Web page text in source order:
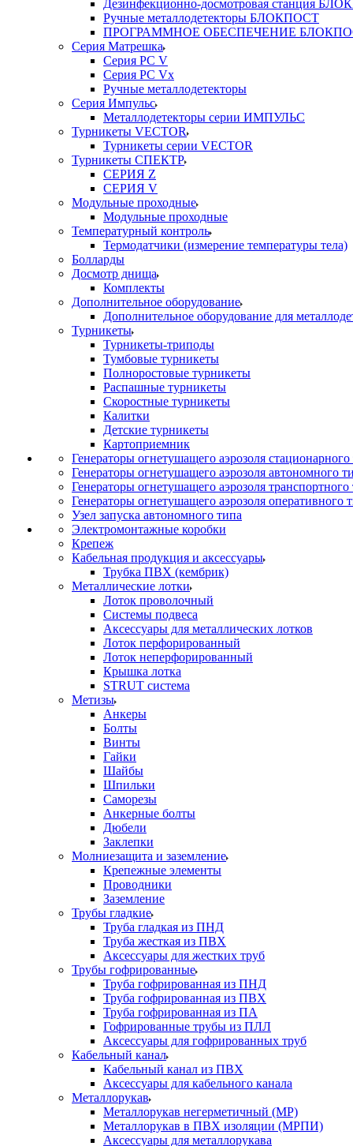
Дезинфекционно-досмотровая станция
Ручные металлодетекторы БЛОКПОСТ
ПРОГРАММНОЕ ОБЕСПЕЧЕНИЕ
Серия Матрешка
Серия PC V
Серия PC Vx
Ручные металлодетекторы
Серия Импульс
Металлодетекторы серии ИМПУЛЬС
Турникеты VECTOR
Турникеты серии VECTOR
Турникеты СПЕКТР
СЕРИЯ Z
СЕРИЯ V
Модульные проходные
Модульные проходные
Температурный контроль
Термодатчики (измерение температуры тела)
Болларды
Досмотр днища
Комплекты
Дополнительное оборудование
Дополнительное оборудование для
Турникеты
Турникеты-триподы
Тумбовые турникеты
Полноростовые турникеты
Распашные турникеты
Скоростные турникеты
Калитки
Детские турникеты
Картоприемник
Генераторы огнетушащего аэрозоля стационарного
Генераторы огнетушащего аэрозоля автономного
Генераторы огнетушащего аэрозоля транспортного
Генераторы огнетушащего аэрозоля оперативного
Узел запуска автономного типа
Электромонтажные коробки
Крепеж
Кабельная продукция и аксессуары
Трубка ПВХ (кембрик)
Металлические лотки
Лоток проволочный
Системы подвеса
Аксессуары для металлических лотков
Лоток перфорированный
Лоток неперфорированный
Крышка лотка
STRUT система
Метизы
Анкеры
Болты
Винты
Гайки
Шайбы
Шпильки
Саморезы
Анкерные болты
Дюбели
Заклепки
Молниезащита и заземление
Крепежные элементы
Проводники
Заземление
Трубы гладкие
Труба гладкая из ПНД
Труба жесткая из ПВХ
Аксессуары для жестких труб
Трубы гофрированные
Труба гофрированная из ПНД
Труба гофрированная из ПВХ
Труба гофрированная из ПА
Гофрированные трубы из ПЛЛ
Аксессуары для гофрированных труб
Кабельный канал
Кабельный канал из ПВХ
Аксессуары для кабельного канала
Металлорукав
Металлорукав негерметичный (МР)
Металлорукав в ПВХ изоляции (МРПИ)
Аксессуары для металлорукава